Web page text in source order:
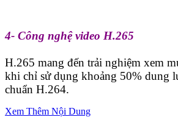
4- Công nghệ video H.265
H.265 mang đến trải nghiệm xem
khi chỉ sử dụng khoảng 50% dung
chuẩn H.264.
Xem Thêm Nội Dung